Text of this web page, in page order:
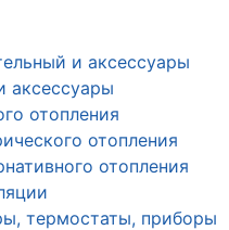
и аксессуары
аксессуары
отопления
отопления
отопления
термостаты, приборы